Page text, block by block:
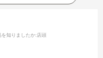
を知りましたか:店頭